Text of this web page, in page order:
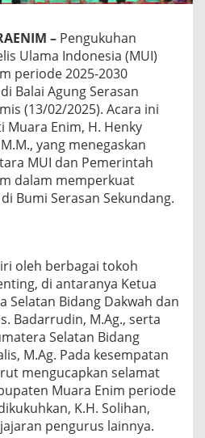
– Pengukuhan
Ulama Indonesia (MUI)
periode 2025-2030
Balai Agung Serasan
(13/02/2025). Acara ini
Muara Enim, H. Henky
yang menegaskan
MUI dan Pemerintah
dalam memperkuat
Bumi Serasan Sekundang.
oleh berbagai tokoh
di antaranya Ketua
Selatan Bidang Dakwah dan
Badarrudin, M.Ag., serta
Selatan Bidang
M.Ag. Pada kesempatan
mengucapkan selamat
Muara Enim periode
K.H. Solihan,
pengurus lainnya.